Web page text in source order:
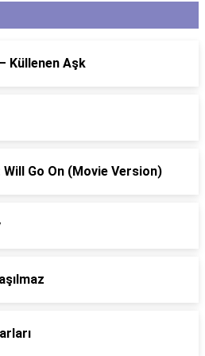
Küllenen Aşk
Go On (Movie Version)